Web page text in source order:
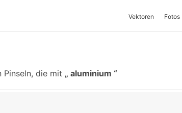
Vektoren Fotos
Pinseln, die mit aluminium